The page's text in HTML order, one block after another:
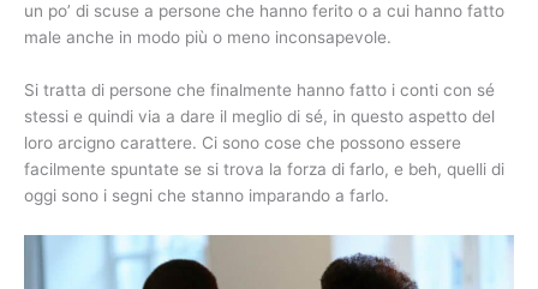
un po’ di scuse a persone che hanno ferito o a cui hanno fatto
male anche in modo più o meno inconsapevole.
Si tratta di persone che finalmente hanno fatto i conti con sé
stessi e quindi via a dare il meglio di sé, in questo aspetto del
loro arcigno carattere. Ci sono cose che possono essere
facilmente spuntate se si trova la forza di farlo, e beh, quelli di
oggi sono i segni che stanno imparando a farlo.